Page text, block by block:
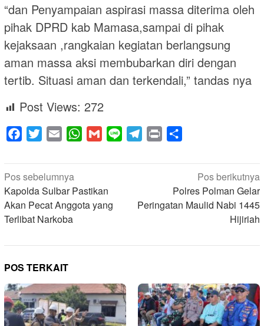
“dan Penyampaian aspirasi massa diterima oleh
pihak DPRD kab Mamasa,sampai di pihak
kejaksaan ,rangkaian kegiatan berlangsung
aman massa aksi membubarkan diri dengan
tertib. Situasi aman dan terkendali,” tandas nya
Post Views: 272
Facebook
Twitter Email WhatsApp
Gmail Line Telegram
Print
Navigasi
pos
Pos sebelumnya
Kapolda Sulbar Pastikan
Akan Pecat Anggota yang
Terlibat Narkoba
Pos berikutnya
Polres Polman Gelar
Peringatan Maulid Nabi 1445
Hijiriah
POS TERKAIT